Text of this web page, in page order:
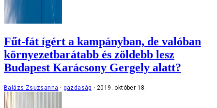
Fűt-fát ígért a kampányban, de valóban
környezetbarátabb és zöldebb lesz
Budapest Karácsony Gergely alatt?
Balázs Zsuzsanna gazdaság 2019. október 18.